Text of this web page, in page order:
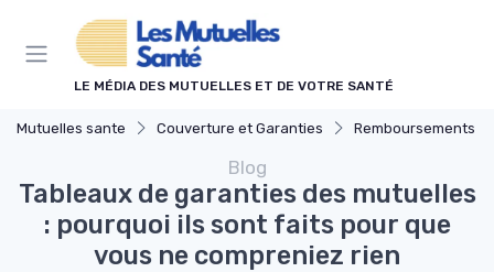
LE MÉDIA DES MUTUELLES ET DE VOTRE SANTÉ
Mutuelles sante Couverture et Garanties Remboursements des Soins
Blog
Tableaux de garanties des mutuelles
: pourquoi ils sont faits pour que
vous ne compreniez rien